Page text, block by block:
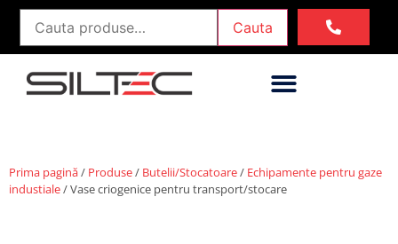
Cauta
Prima pagină/ Produse/ Butelii/Stocatoare/ Echipamente pentru gaze
industiale/ Vase criogenice pentru transport/stocare